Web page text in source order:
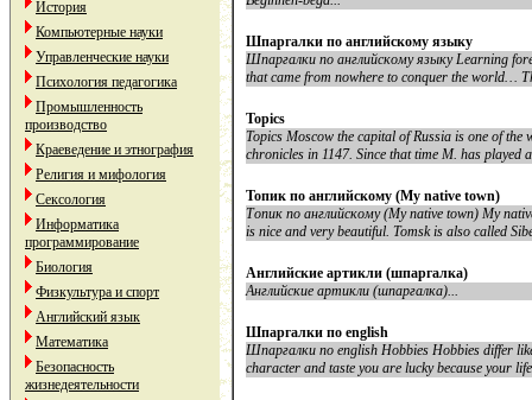
История
Компьютерные науки
Управленческие науки
Психология педагогика
Промышленность
производство
Краеведение и этнография
Религия и мифология
Сексология
Информатика
программирование
Биология
Физкультура и спорт
Английский язык
Математика
Безопасность
жизнедеятельности
Шпаргалки по английскому языку
Шпаргалки по английскому языку Learning
that came from nowhere to conquer the world…
Topics
Topics Moscow the capital of Russia is one of
chronicles in 1147. Since that time M. has played
Топик по английскому (My native town)
Топик по английскому (My native town) My
is nice and very beautiful. Tomsk is also called
Английские артикли (шпаргалка)
Английские артикли (шпаргалка)...
Шпаргалки по english
Шпаргалки по english Hobbies Hobbies differ
character and taste you are lucky because your